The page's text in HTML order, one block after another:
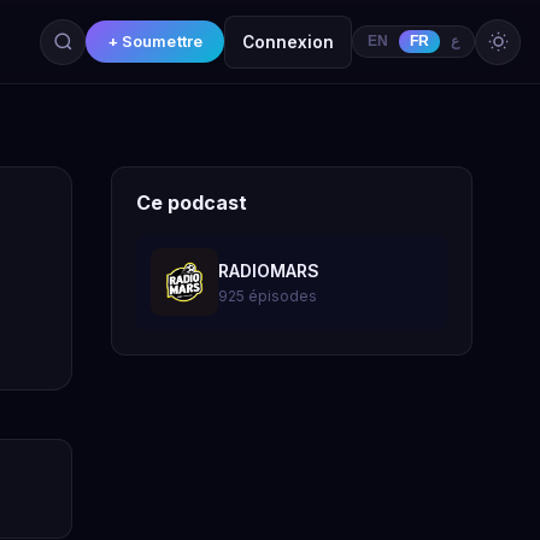
+ Soumettre Connexion EN FR ع
Ce podcast
RADIOMARS
925 épisodes